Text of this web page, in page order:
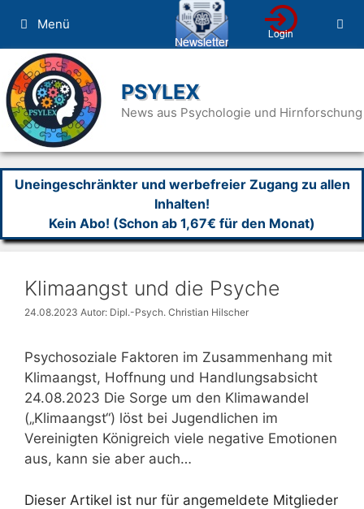
Inhalt
springen
Menü
PSYLEX
News aus Psychologie und Hirnforschung
Uneingeschränkter und werbefreier Zugang zu allen
Inhalten!
Kein Abo! (Schon ab 1,67€ für den Monat)
Klimaangst und die Psyche
24.08.2023 Autor: Dipl.-Psych. Christian Hilscher
Psychosoziale Faktoren im Zusammenhang mit
Klimaangst, Hoffnung und Handlungsabsicht
24.08.2023 Die Sorge um den Klimawandel
(„Klimaangst“) löst bei Jugendlichen im
Vereinigten Königreich viele negative Emotionen
aus, kann sie aber auch…
Dieser Artikel ist nur für angemeldete Mitglieder